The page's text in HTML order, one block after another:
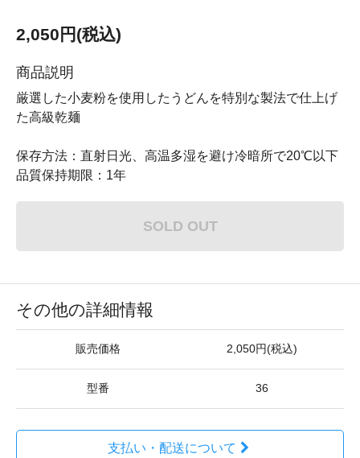
2,050円(税込)
商品説明
厳選した小麦粉を使用したうどんを特別な製法で仕上げ
た高級乾麺
保存方法：直射日光、高温多湿を避け冷暗所で20℃以下
品質保持期限：1年
SOLD OUT
その他の詳細情報
販売価格 2,050円(税込)
型番 36
支払い・配送について